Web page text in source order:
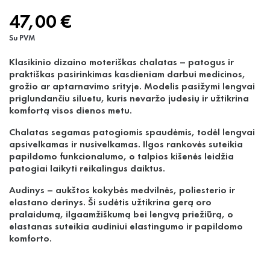
47,00 €
Su PVM
Klasikinio dizaino moteriškas chalatas – patogus ir
praktiškas pasirinkimas kasdieniam darbui medicinos,
grožio ar aptarnavimo srityje. Modelis pasižymi lengvai
priglundančiu siluetu, kuris nevaržo judesių ir užtikrina
komfortą visos dienos metu.
Chalatas segamas patogiomis spaudėmis, todėl lengvai
apsivelkamas ir nusivelkamas. Ilgos rankovės suteikia
papildomo funkcionalumo, o talpios kišenės leidžia
patogiai laikyti reikalingus daiktus.
Audinys – aukštos kokybės medvilnės, poliesterio ir
elastano derinys. Ši sudėtis užtikrina gerą oro
pralaidumą, ilgaamžiškumą bei lengvą priežiūrą, o
elastanas suteikia audiniui elastingumo ir papildomo
komforto.